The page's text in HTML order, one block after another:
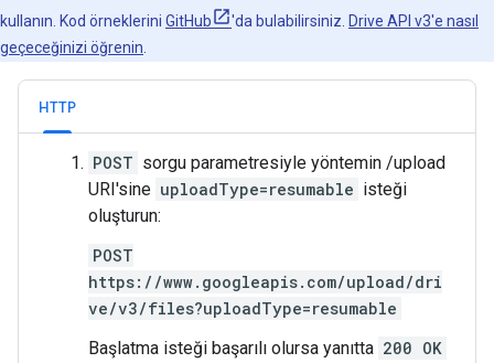
kullanın. Kod örneklerini GitHub 'da bulabilirsiniz. Drive API v3'e nasıl
geçeceğinizi öğrenin
HTTP
POST sorgu parametresiyle yöntemin /upload
URI'sine uploadType=resumable isteği
oluşturun:
POST
https://www.googleapis.com/upload/dri
ve/v3/files?uploadType=resumable
Başlatma isteği başarılı olursa yanıtta 200 OK